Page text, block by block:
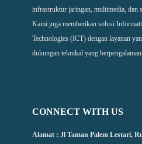
infrastruktur jaringan, multimedia, dan
Kami juga memberikan solusi
Technologies (ICT) dengan layanan
dukungan teknikal yang berpengalaman.
CONNECT WITH US
Alamat : Jl Taman Palem Lestari,